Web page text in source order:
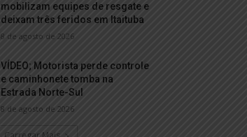
mobilizam equipes de resgate e
deixam três feridos em Itaituba
8 de agosto de 2026
VÍDEO; Motorista perde controle
e caminhonete tomba na
Estrada Norte-Sul
8 de agosto de 2026